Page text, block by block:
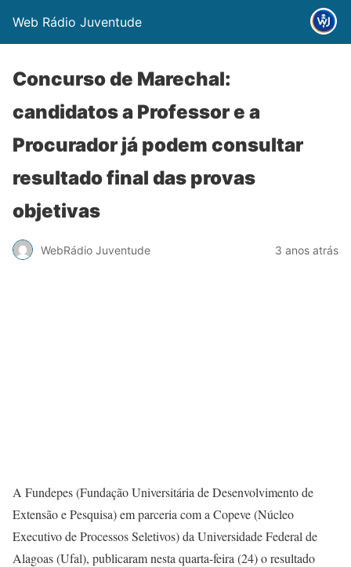
Web Rádio Juventude
Concurso de Marechal:
candidatos a Professor e a
Procurador já podem consultar
resultado final das provas
objetivas
WebRádio Juventude 3 anos atrás
A Fundepes (Fundação Universitária de Desenvolvimento de
Extensão e Pesquisa) em parceria com a Copeve (Núcleo
Executivo de Processos Seletivos) da Universidade Federal de
Alagoas (Ufal), publicaram nesta quarta-feira (24) o resultado